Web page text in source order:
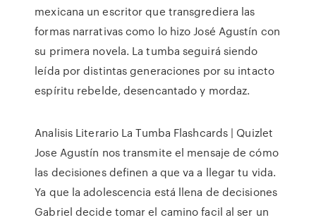
mexicana un escritor que transgrediera las
formas narrativas como lo hizo José Agustín con
su primera novela. La tumba seguirá siendo
leída por distintas generaciones por su intacto
espíritu rebelde, desencantado y mordaz.
Analisis Literario La Tumba Flashcards | Quizlet
Jose Agustín nos transmite el mensaje de cómo
las decisiones definen a que va a llegar tu vida.
Ya que la adolescencia está llena de decisiones
Gabriel decide tomar el camino facil al ser un